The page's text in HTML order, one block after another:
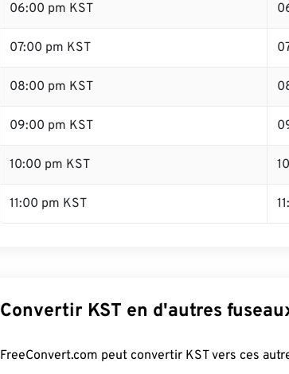
06:00 pm KST
07:00 pm KST
08:00 pm KST
09:00 pm KST
10:00 pm KST
11:00 pm KST
Convertir KST en d'autres
FreeConvert.com peut convertir KST vers ces